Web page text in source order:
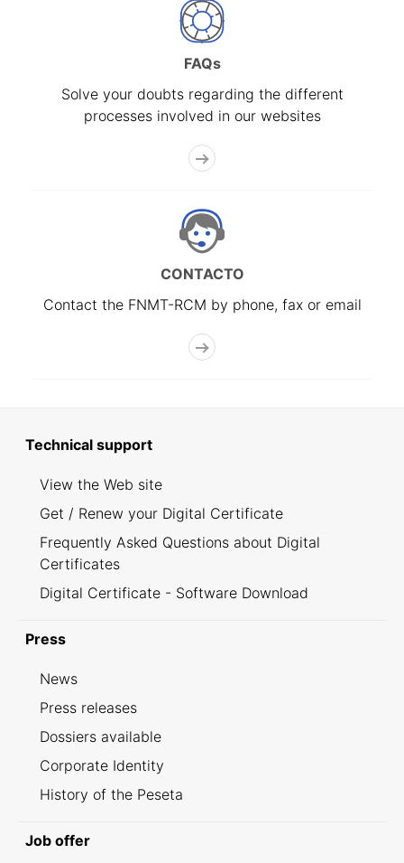
FAQs
Solve your doubts regarding the different
processes involved in our websites
CONTACTO
Contact the FNMT-RCM by phone, fax or email
Technical support
View the Web site
Get / Renew your Digital Certificate
Frequently Asked Questions about Digital
Certificates
Digital Certificate - Software Download
Press
News
Press releases
Dossiers available
Corporate Identity
History of the Peseta
Job offer